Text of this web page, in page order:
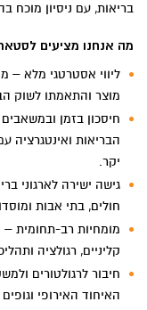
בריאות, עם ניסיון
מה אנחנו מציעים
ליווי אסטרטגי מלא –
מוצר והתאמתו לשוק
חיסכון בזמן
הבריאות ואינטגרציה
יקר.
גישה ישירה לארגוני
חולים, בתי אבות
מומחיות רב-תחומית –
קליניים, רגולציה
חיבור לרגולטורים
האיחוד האירופי